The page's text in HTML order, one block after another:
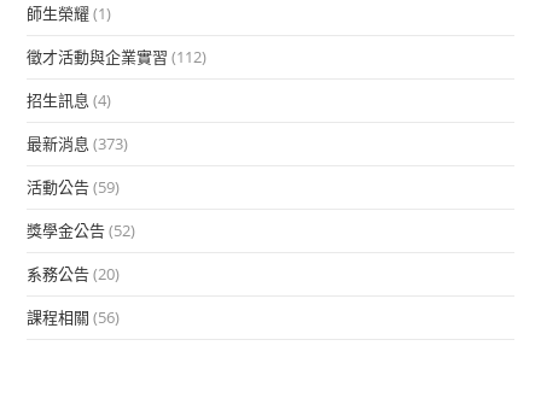
師生榮耀(1)
徵才活動與企業實習 (112)
招生訊息 (4)
最新消息 (373)
活動公告(59)
獎學金公告(52)
系務公告(20)
課程相關 (56)